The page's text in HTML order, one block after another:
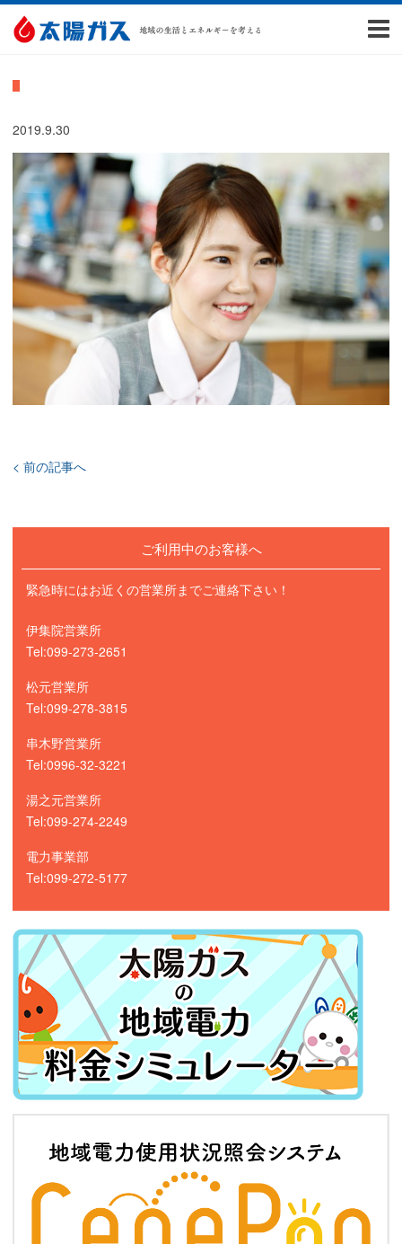
2019.9.30
< 前の記事へ
ご利用中のお客様へ
緊急時にはお近くの営業所までご連絡下さい！
伊集院営業所
Tel:099-273-2651
松元営業所
Tel:099-278-3815
串木野営業所
Tel:0996-32-3221
湯之元営業所
Tel:099-274-2249
電力事業部
Tel:099-272-5177